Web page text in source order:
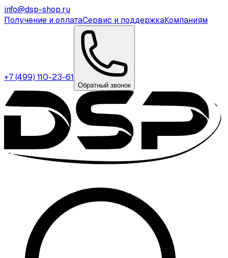
info@dsp-shop.ru
Получение и оплатаСервис и поддержкаКомпаниям
+7 (499) 110-23-61
Обратный звонок